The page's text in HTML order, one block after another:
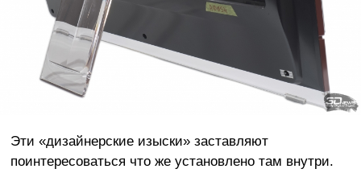
Эти «дизайнерские изыски» заставляют
поинтересоваться что же установлено там внутри.